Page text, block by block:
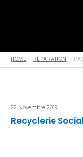
HOME RÉPARATION
22 Novembre 2019
Recyclerie